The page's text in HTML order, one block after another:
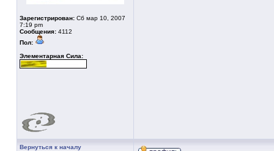
Зарегистрирован: Сб мар 10, 2007
7:19 pm
Сообщения: 4112
Пол:
Элементарная Сила:
Вернуться к началу